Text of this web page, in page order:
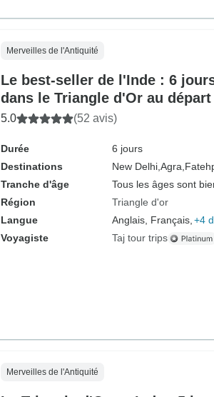
Merveilles de l'Antiquité
Le best-seller de l'Inde : 6
dans le Triangle d'Or au
New Delhi
5.0 (52 avis)
Durée
6 jours
Destinations
New Delhi, Agra,
Tranche d'âge
Tous les âges sont
Région
Triangle d'or
Langue
Anglais, Français, +4
Voyagiste
Taj tour trips
Merveilles de l'Antiquité